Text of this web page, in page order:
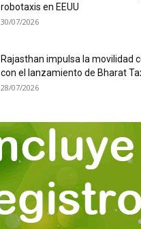
robotaxis en EEUU
30/07/2026
Rajasthan impulsa la movilidad
con el lanzamiento de Bharat
28/07/2026